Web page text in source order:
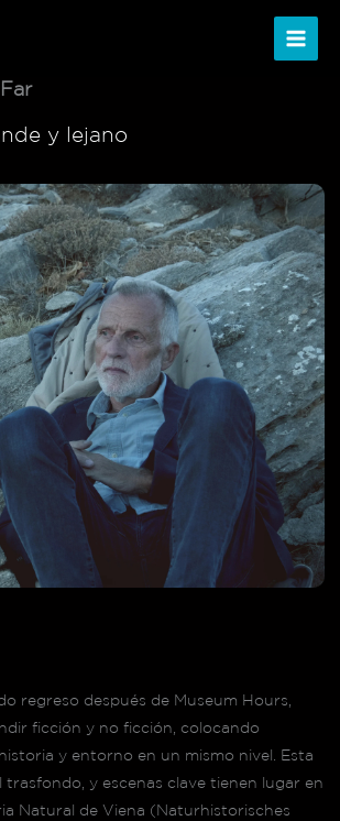
y lejano
regreso después de Museum Hours,
ficción y no ficción, colocando
y entorno en un mismo nivel. Esta
trasfondo, y escenas clave tienen lugar en
Natural de Viena (Naturhistorisches